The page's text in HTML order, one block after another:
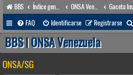
BBS Índice general ONSA Venezuela (acceso público) Gaceta Institucional
FAQ
Identificarse Registrarse
BBS | ONSA Venezuela
ONSA/SG